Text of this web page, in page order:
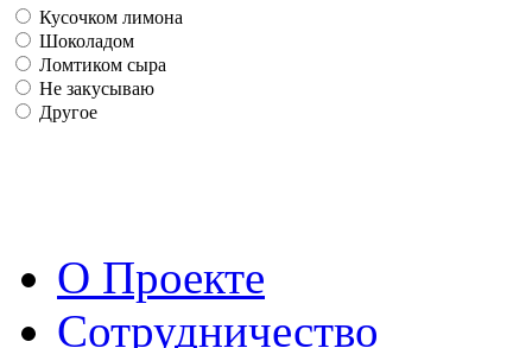
Кусочком лимона
Шоколадом
Ломтиком сыра
Не закусываю
Другое
О Проекте
Сотрудничество